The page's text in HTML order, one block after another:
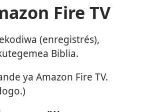
Fire TV
(enregistrés),
Biblia.
ya Amazon Fire TV.